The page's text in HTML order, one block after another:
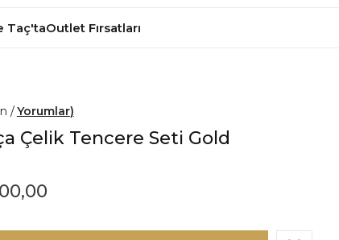
Taç'taOutlet Fırsatları
Yorumlar
Çelik Tencere Seti Gold